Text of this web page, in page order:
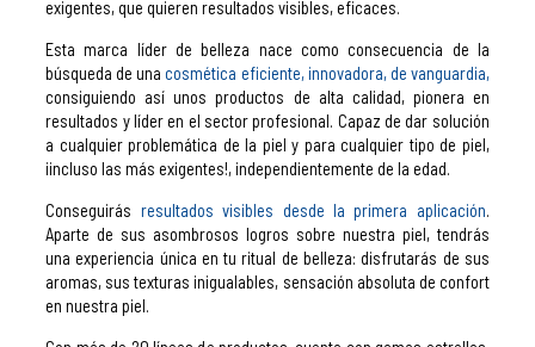
exigentes, que quieren resultados visibles, eficaces.
Esta marca líder de belleza nace como consecuencia de la
búsqueda de una cosmética eficiente, innovadora, de vanguardia,
consiguiendo así unos productos de alta calidad, pionera en
resultados y líder en el sector profesional. Capaz de dar solución
a cualquier problemática de la piel y para cualquier tipo de piel,
¡incluso las más exigentes!, independientemente de la edad.
Conseguirás resultados visibles desde la primera aplicación.
Aparte de sus asombrosos logros sobre nuestra piel, tendrás
una experiencia única en tu ritual de belleza: disfrutarás de sus
aromas, sus texturas inigualables, sensación absoluta de confort
en nuestra piel.